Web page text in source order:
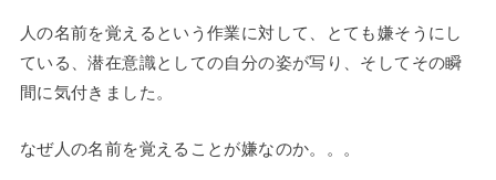
人の名前を覚えるという作業に対して、とても嫌そうにし
ている、潜在意識としての自分の姿が写り、そしてその瞬
間に気付きました。
なぜ人の名前を覚えることが嫌なのか。。。